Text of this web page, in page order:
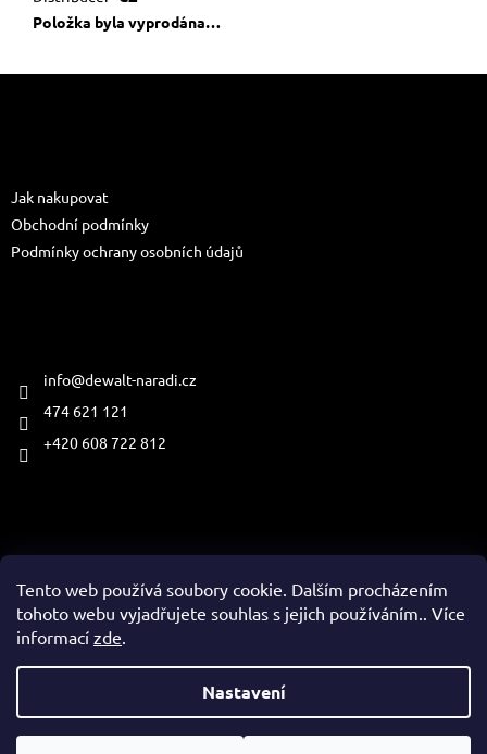
Tento web používá soubory cookie. Dalším procházením
tohoto webu vyjadřujete souhlas s jejich používáním.. Více
informací zde.
Nastavení
Položka byla vyprodána…
Jak nakupovat
Obchodní podmínky
Podmínky ochrany osobních údajů
info@dewalt-naradi.cz
474 621 121
+420 608 722 812
Copyright 2026www.dewalt-naradi.cz. Všechna práva